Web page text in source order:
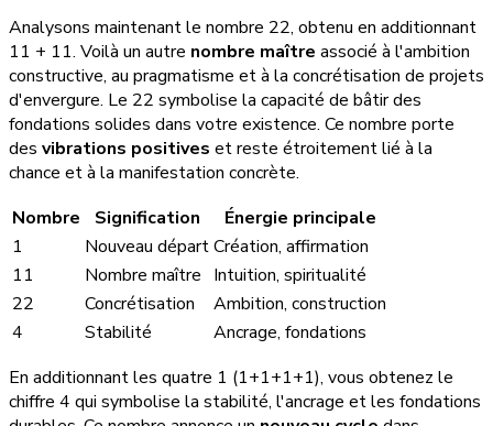
Analysons maintenant le nombre 22, obtenu en additionnant
11 + 11. Voilà un autre nombre maître associé à l'ambition
constructive, au pragmatisme et à la concrétisation de projets
d'envergure. Le 22 symbolise la capacité de bâtir des
fondations solides dans votre existence. Ce nombre porte
des vibrations positives et reste étroitement lié à la
chance et à la manifestation concrète.
Nombre
Signification
Énergie principale
1
Nouveau départCréation, affirmation
11
Nombre maître Intuition, spiritualité
22
Concrétisation
Ambition, construction
4
Stabilité
Ancrage, fondations
En additionnant les quatre 1 (1+1+1+1), vous obtenez le
chiffre 4 qui symbolise la stabilité, l'ancrage et les fondations